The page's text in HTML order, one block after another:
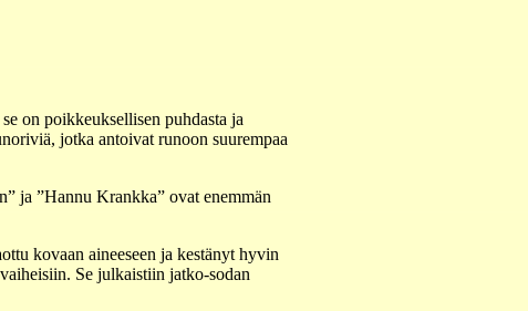
on poikkeuksellisen puhdasta ja
jotka antoivat runoon suurempaa
ja ”Hannu Krankka” ovat enemmän
kovaan aineeseen ja kestänyt hyvin
Se julkaistiin jatko-sodan